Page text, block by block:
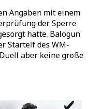
Angaben mit einem
der Sperre
hatte. Balogun
Startelf des WM-
aber keine große